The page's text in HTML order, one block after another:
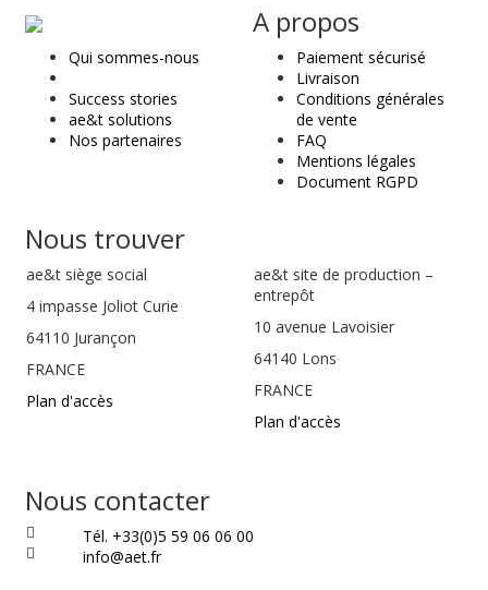
ae
&
t
Qui sommes-nous
Success stories
ae&t solutions
Nos partenaires
A propos
Paiement sécurisé
Livraison
Conditions générales
de vente
FAQ
Mentions légales
Document RGPD
Nous trouver
ae&t siège social
4 impasse Joliot Curie
64110 Jurançon
FRANCE
Plan d'accès
ae&t site de production –
entrepôt
10 avenue Lavoisier
64140 Lons
FRANCE
Plan d'accès
Nous contacter
Tél. +33(0)5 59 06 06 00
info@aet.fr